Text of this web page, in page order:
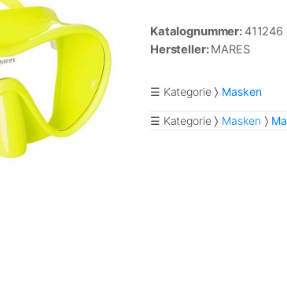
Katalognummer: 411246
Hersteller:MARES
☰ Kategorie Masken
☰ Kategorie Masken